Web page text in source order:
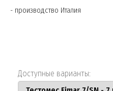
- производство Италия
Доступные варианты: